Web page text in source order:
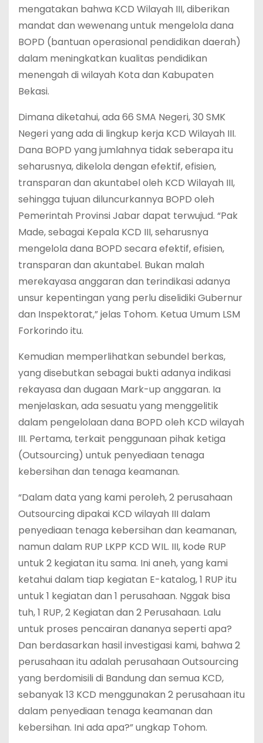
mengatakan bahwa KCD Wilayah III, diberikan
mandat dan wewenang untuk mengelola dana
BOPD (bantuan operasional pendidikan daerah)
dalam meningkatkan kualitas pendidikan
menengah di wilayah Kota dan Kabupaten
Bekasi.
Dimana diketahui, ada 66 SMA Negeri, 30 SMK
Negeri yang ada di lingkup kerja KCD Wilayah III.
Dana BOPD yang jumlahnya tidak seberapa itu
seharusnya, dikelola dengan efektif, efisien,
transparan dan akuntabel oleh KCD Wilayah III,
sehingga tujuan diluncurkannya BOPD oleh
Pemerintah Provinsi Jabar dapat terwujud. “Pak
Made, sebagai Kepala KCD III, seharusnya
mengelola dana BOPD secara efektif, efisien,
transparan dan akuntabel. Bukan malah
merekayasa anggaran dan terindikasi adanya
unsur kepentingan yang perlu diselidiki Gubernur
dan Inspektorat,” jelas Tohom. Ketua Umum LSM
Forkorindo itu.
Kemudian memperlihatkan sebundel berkas,
yang disebutkan sebagai bukti adanya indikasi
rekayasa dan dugaan Mark-up anggaran. Ia
menjelaskan, ada sesuatu yang menggelitik
dalam pengelolaan dana BOPD oleh KCD wilayah
III. Pertama, terkait penggunaan pihak ketiga
(Outsourcing) untuk penyediaan tenaga
kebersihan dan tenaga keamanan.
“Dalam data yang kami peroleh, 2 perusahaan
Outsourcing dipakai KCD wilayah III dalam
penyediaan tenaga kebersihan dan keamanan,
namun dalam RUP LKPP KCD WIL. III, kode RUP
untuk 2 kegiatan itu sama. Ini aneh, yang kami
ketahui dalam tiap kegiatan E-katalog, 1 RUP itu
untuk 1 kegiatan dan 1 perusahaan. Nggak bisa
tuh, 1 RUP, 2 Kegiatan dan 2 Perusahaan. Lalu
untuk proses pencairan dananya seperti apa?
Dan berdasarkan hasil investigasi kami, bahwa 2
perusahaan itu adalah perusahaan Outsourcing
yang berdomisili di Bandung dan semua KCD,
sebanyak 13 KCD menggunakan 2 perusahaan itu
dalam penyediaan tenaga keamanan dan
kebersihan. Ini ada apa?” ungkap Tohom.